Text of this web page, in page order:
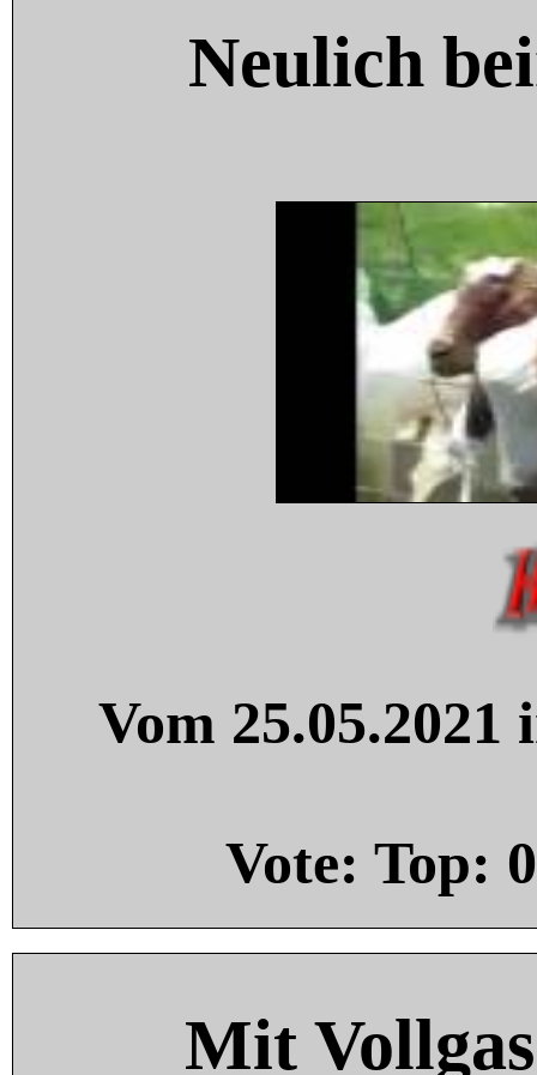
Neulich
Vom
Vote: Top: 0
Mit